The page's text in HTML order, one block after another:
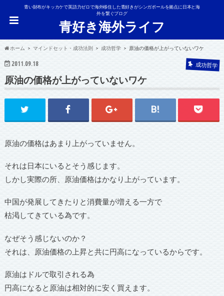
青い財布がキッカケで英語力ゼロで海外移住した青好きがシンガポールを拠点に日本と海
外を繋ぐブログ
青好き海外ライフ
ホーム マインドセット・成功法則 成功哲学 原油の価格が上がっていないワケ
2011.09.18 成功哲学
原油の価格が上がっていないワケ
原油の価格はあまり上がっていません。
それは日本にいるとそう感じます。
しかし実際の所、原油価格はかなり上がっています。
中国が発展してきたりと消費量が増える一方で
枯渇してきている為です。
なぜそう感じないのか？
それは、原油価格の上昇と共に円高になっているからです。
原油はドルで取引される為
円高になると原油は相対的に安く買えます。